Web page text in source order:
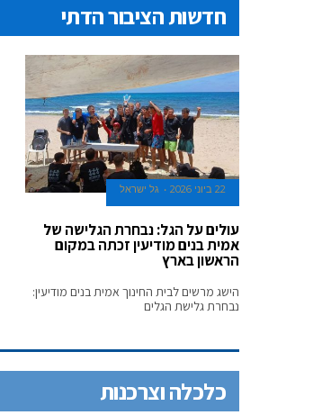
חדשות הציבור הדתי
22 ביוני 2026 גל ישראל
עולים על הגל: נבחרת הגלישה של
אמית בנים מודיעין זכתה במקום
הראשון בארץ
הישג מרשים לבית החינוך אמית בנים מודיעין:
נבחרת גלישת הגלים
כלכלה וצרכנות